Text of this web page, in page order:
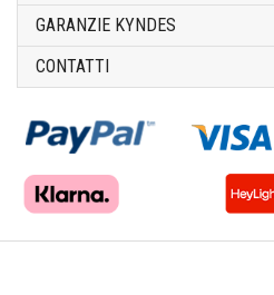
GARANZIE KYNDES
CONTATTI